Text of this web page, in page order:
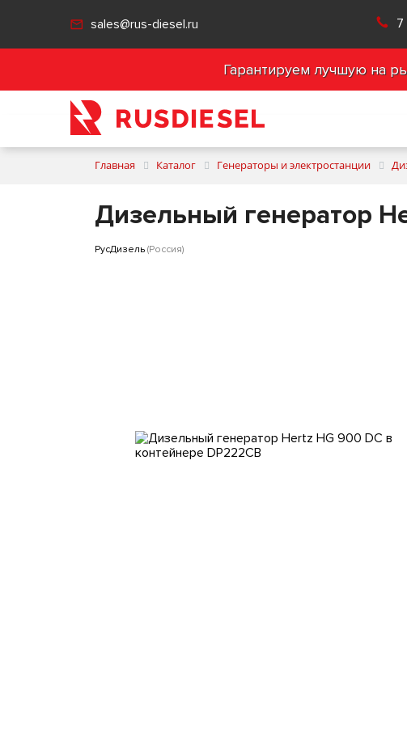
sales@rus-diesel.ru
Гарантируем лучшую на
Главная Каталог Генераторы и электростанции
Дизельный генератор
РусДизель (Россия)